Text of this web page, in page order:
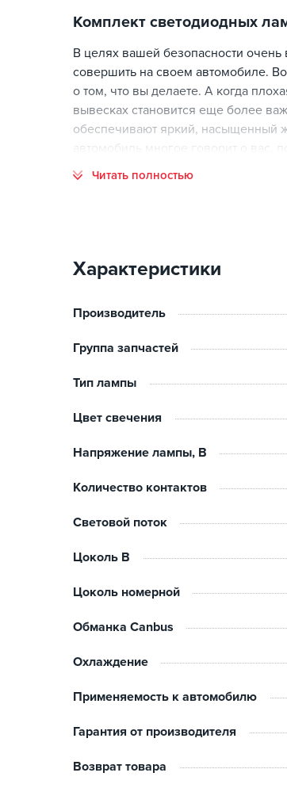
Комплект светодиодных
В целях вашей безопасности очень
совершить на своем автомобиле.
о том, что вы делаете. А когда
вывесках становится еще более
обеспечивают яркий, насыщенный
автомобиль многое говорит о вас,
сигнальных фонарей Philips.
Для сигналов поворота и
вам нужен.
Читать полностью
Характеристики
Производитель
Группа запчастей
Тип лампы
Цвет свечения
Напряжение лампы, В
Количество контактов
Световой поток
Цоколь B
Цоколь номерной
Обманка Canbus
Охлаждение
Применяемость к автомобилю
Гарантия от производителя
Возврат товара